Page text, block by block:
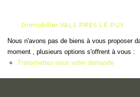
Dossier De
Immobilier VALS PRES LE PUY
Nous n'avons pas de biens à vous proposer
moment , plusieurs options s'offrent à vous :
Transmettez-nous votre demande